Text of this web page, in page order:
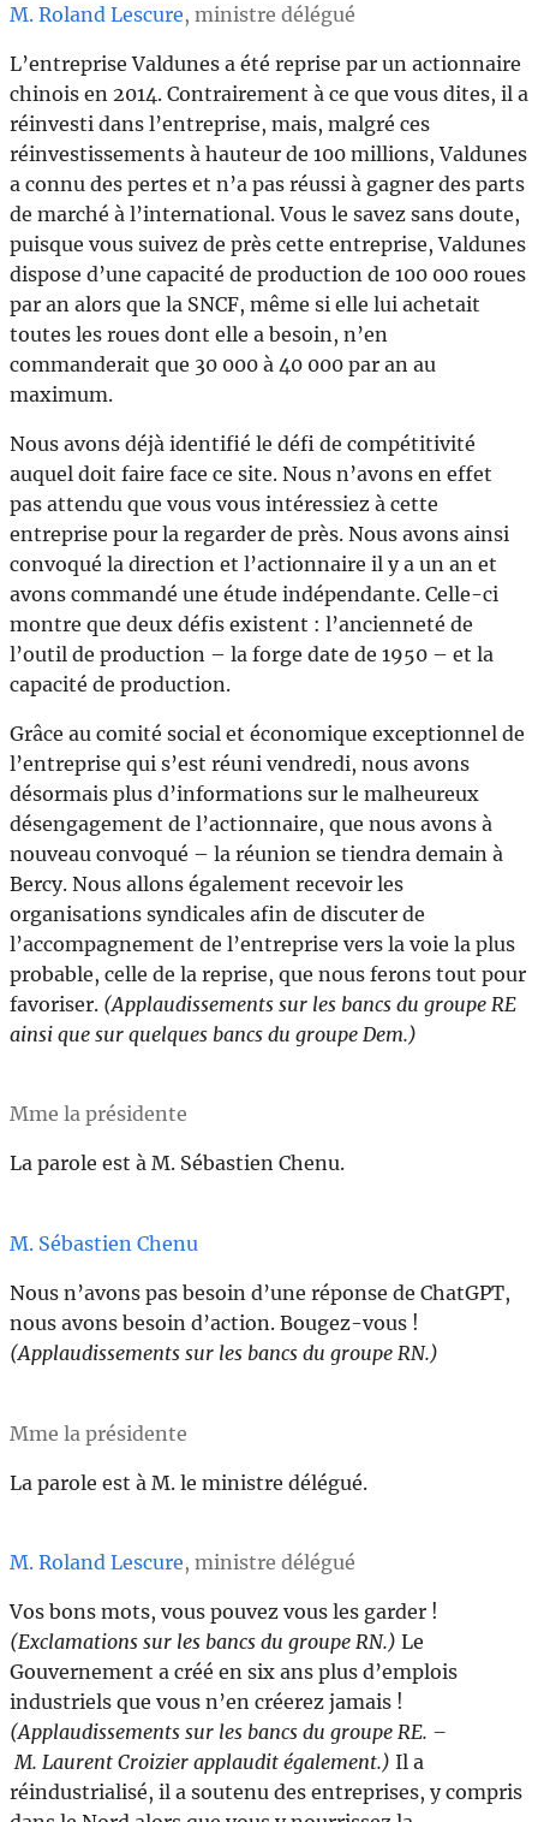
M. Roland Lescure, ministre délégué
L’entreprise Valdunes a été reprise par un actionnaire
chinois en 2014. Contrairement à ce que vous dites, il a
réinvesti dans l’entreprise, mais, malgré ces
réinvestissements à hauteur de 100 millions, Valdunes
a connu des pertes et n’a pas réussi à gagner des parts
de marché à l’international. Vous le savez sans doute,
puisque vous suivez de près cette entreprise, Valdunes
dispose d’une capacité de production de 100 000 roues
par an alors que la SNCF, même si elle lui achetait
toutes les roues dont elle a besoin, n’en
commanderait que 30 000 à 40 000 par an au
maximum.
Nous avons déjà identifié le défi de compétitivité
auquel doit faire face ce site. Nous n’avons en effet
pas attendu que vous vous intéressiez à cette
entreprise pour la regarder de près. Nous avons ainsi
convoqué la direction et l’actionnaire il y a un an et
avons commandé une étude indépendante. Celle-ci
montre que deux défis existent : l’ancienneté de
l’outil de production – la forge date de 1950 – et la
capacité de production.
Grâce au comité social et économique exceptionnel de
l’entreprise qui s’est réuni vendredi, nous avons
désormais plus d’informations sur le malheureux
désengagement de l’actionnaire, que nous avons à
nouveau convoqué – la réunion se tiendra demain à
Bercy. Nous allons également recevoir les
organisations syndicales afin de discuter de
l’accompagnement de l’entreprise vers la voie la plus
probable, celle de la reprise, que nous ferons tout pour
favoriser. (Applaudissements sur les bancs du groupe RE
ainsi que sur quelques bancs du groupe Dem.)
Mme la présidente
La parole est à M. Sébastien Chenu.
M. Sébastien Chenu
Nous n’avons pas besoin d’une réponse de ChatGPT,
nous avons besoin d’action. Bougez-vous !
(Applaudissements sur les bancs du groupe RN.)
Mme la présidente
La parole est à M. le ministre délégué.
M. Roland Lescure, ministre délégué
Vos bons mots, vous pouvez vous les garder !
(Exclamations sur les bancs du groupe RN.) Le
Gouvernement a créé en six ans plus d’emplois
industriels que vous n’en créerez jamais !
(Applaudissements sur les bancs du groupe RE. –
M. Laurent Croizier applaudit également.) Il a
réindustrialisé, il a soutenu des entreprises, y compris